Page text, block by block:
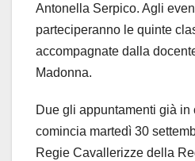
Antonella Serpico. Agli
parteciperanno le quinte
accompagnate dalla
Madonna.
Due gli appuntamenti già in
comincia martedì 30
Regie Cavallerizze della